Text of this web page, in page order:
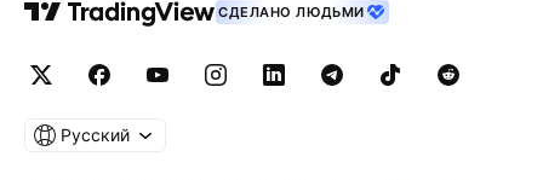
СДЕЛАНО ЛЮДЬМИ
Русский